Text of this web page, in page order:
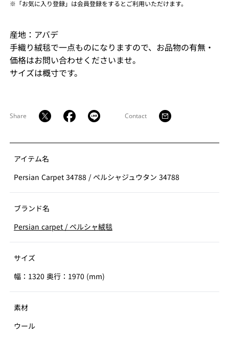
※「お気に入り登録」は会員登録をするとご利用いただけます。
産地：アバデ
手織り絨毯で一点ものになりますので、お品物の有無・
価格はお問い合わせくださいませ。
サイズは概寸です。
Share Contact
アイテム名
Persian Carpet 34788 / ペルシャジュウタン 34788
ブランド名
Persian carpet / ペルシャ絨毯
サイズ
幅：1320 奥行：1970 (mm)
素材
ウール